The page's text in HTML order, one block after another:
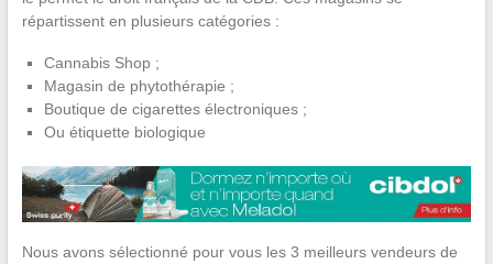
répartissent en plusieurs catégories :
Cannabis Shop ;
Magasin de phytothérapie ;
Boutique de cigarettes électroniques ;
Ou étiquette biologique
Nous avons sélectionné pour vous les 3 meilleurs vendeurs de